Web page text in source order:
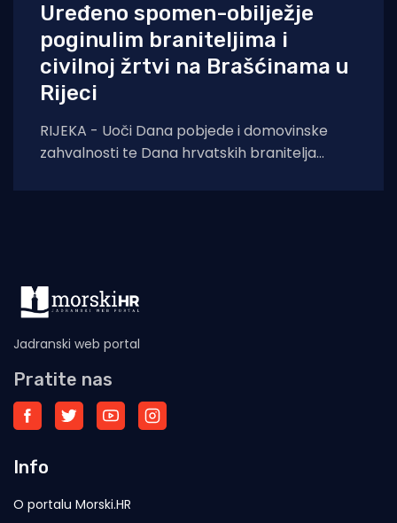
Uređeno spomen-obilježje
poginulim braniteljima i
civilnoj žrtvi na Brašćinama u
Rijeci
RIJEKA - Uoči Dana pobjede i domovinske
zahvalnosti te Dana hrvatskih branitelja
Jadranski web portal
Pratite nas
Info
O portalu Morski.HR